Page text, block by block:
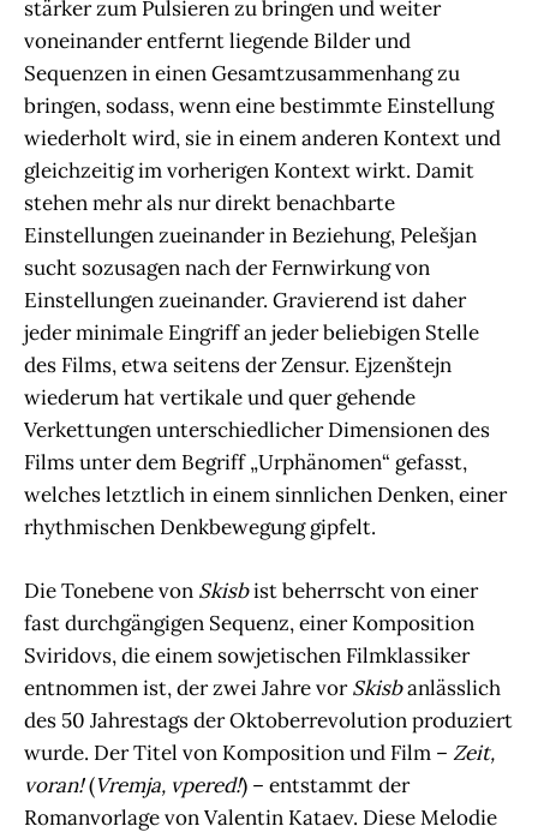
stärker zum Pulsieren zu bringen und weiter
voneinander entfernt liegende Bilder und
Sequenzen in einen Gesamtzusammenhang zu
bringen, sodass, wenn eine bestimmte Einstellung
wiederholt wird, sie in einem anderen Kontext und
gleichzeitig im vorherigen Kontext wirkt. Damit
stehen mehr als nur direkt benachbarte
Einstellungen zueinander in Beziehung, Pelešjan
sucht sozusagen nach der Fernwirkung von
Einstellungen zueinander. Gravierend ist daher
jeder minimale Eingriff an jeder beliebigen Stelle
des Films, etwa seitens der Zensur. Ejzenštejn
wiederum hat vertikale und quer gehende
Verkettungen unterschiedlicher Dimensionen des
Films unter dem Begriff „Urphänomen“ gefasst,
welches letztlich in einem sinnlichen Denken, einer
rhythmischen Denkbewegung gipfelt.
Die Tonebene von Skisbist beherrscht von einer
fast durchgängigen Sequenz, einer Komposition
Sviridovs, die einem sowjetischen Filmklassiker
entnommen ist, der zwei Jahre vorSkisbanlässlich
des 50 Jahrestags der Oktoberrevolution produziert
wurde. Der Titel von Komposition und Film – Zeit,
voran!(Vremja, vpered!) – entstammt der
Romanvorlage von Valentin Kataev. Diese Melodie